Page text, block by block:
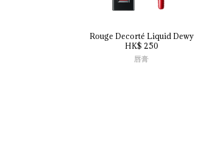
Rouge Decorté Liquid Dewy
HK$ 250
唇膏